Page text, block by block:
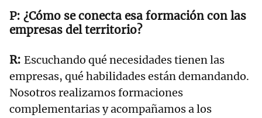
¿Cómo se conecta esa formación con las
empresas del territorio?
Escuchando qué necesidades tienen las
empresas, qué habilidades están demandando.
Nosotros realizamos formaciones
complementarias y acompañamos a los